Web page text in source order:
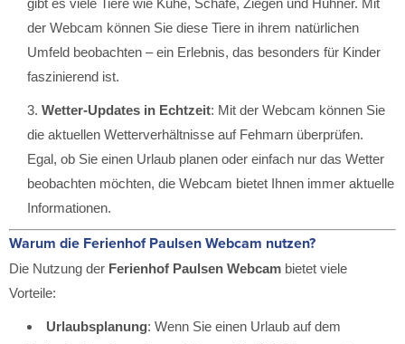
der Webcam können Sie diese Tiere in ihrem natürlichen
Umfeld beobachten – ein Erlebnis, das besonders für Kinder
faszinierend ist.
Wetter-Updates in Echtzeit: Mit der Webcam können Sie
die aktuellen Wetterverhältnisse auf Fehmarn überprüfen.
Egal, ob Sie einen Urlaub planen oder einfach nur das Wetter
beobachten möchten, die Webcam bietet Ihnen immer aktuelle
Informationen.
Warum die Ferienhof Paulsen Webcam nutzen?
Die Nutzung der Ferienhof Paulsen Webcam bietet viele
Vorteile:
Urlaubsplanung: Wenn Sie einen Urlaub auf dem